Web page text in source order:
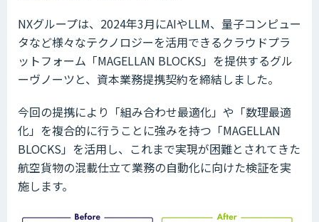
NXグループは、2024年3月にAIやLLM、量子コンピュー
タなど様々なテクノロジーを活用できるクラウドプラ
ットフォーム「MAGELLAN BLOCKS」を提供するグル
ーヴノーツと、資本業務提携契約を締結しました。
今回の提携により「組み合わせ最適化」や「数理最適
化」を複合的に行うことに強みを持つ「MAGELLAN
BLOCKS」を活用し、これまで実現が困難とされてきた
航空貨物の混載仕立て業務の自動化に向けた検証を実
施します。